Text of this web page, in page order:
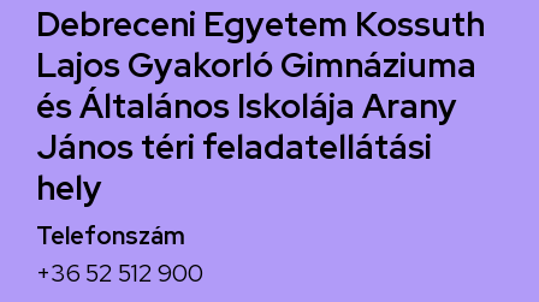
Debreceni Egyetem Kossuth
Lajos Gyakorló Gimnáziuma
és Általános Iskolája Arany
János téri feladatellátási
hely
Telefonszám
+36 52 512 900